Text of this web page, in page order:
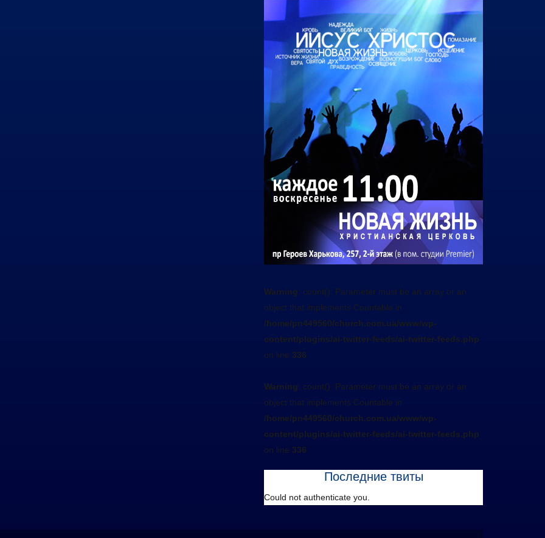
Warning: count(): Parameter must be an array or an
object that implements Countable in
/home/pn449560/church.com.ua/www/wp-
content/plugins/ai-twitter-feeds/ai-twitter-feeds.php
on line 336
Warning: count(): Parameter must be an array or an
object that implements Countable in
/home/pn449560/church.com.ua/www/wp-
content/plugins/ai-twitter-feeds/ai-twitter-feeds.php
on line 336
Последние твиты
Could not authenticate you.